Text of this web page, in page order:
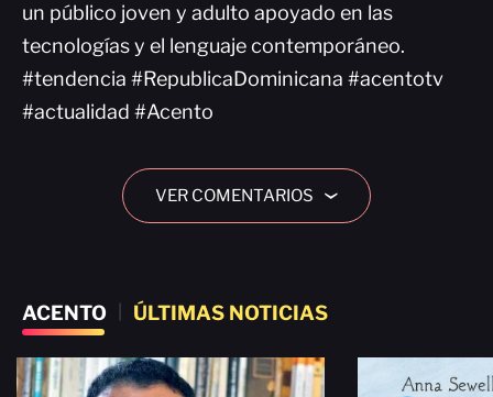
un público joven y adulto apoyado en las
tecnologías y el lenguaje contemporáneo.
#tendencia #RepublicaDominicana #acentotv
#actualidad #Acento
VER COMENTARIOS ›
ACENTO ÚLTIMAS NOTICIAS